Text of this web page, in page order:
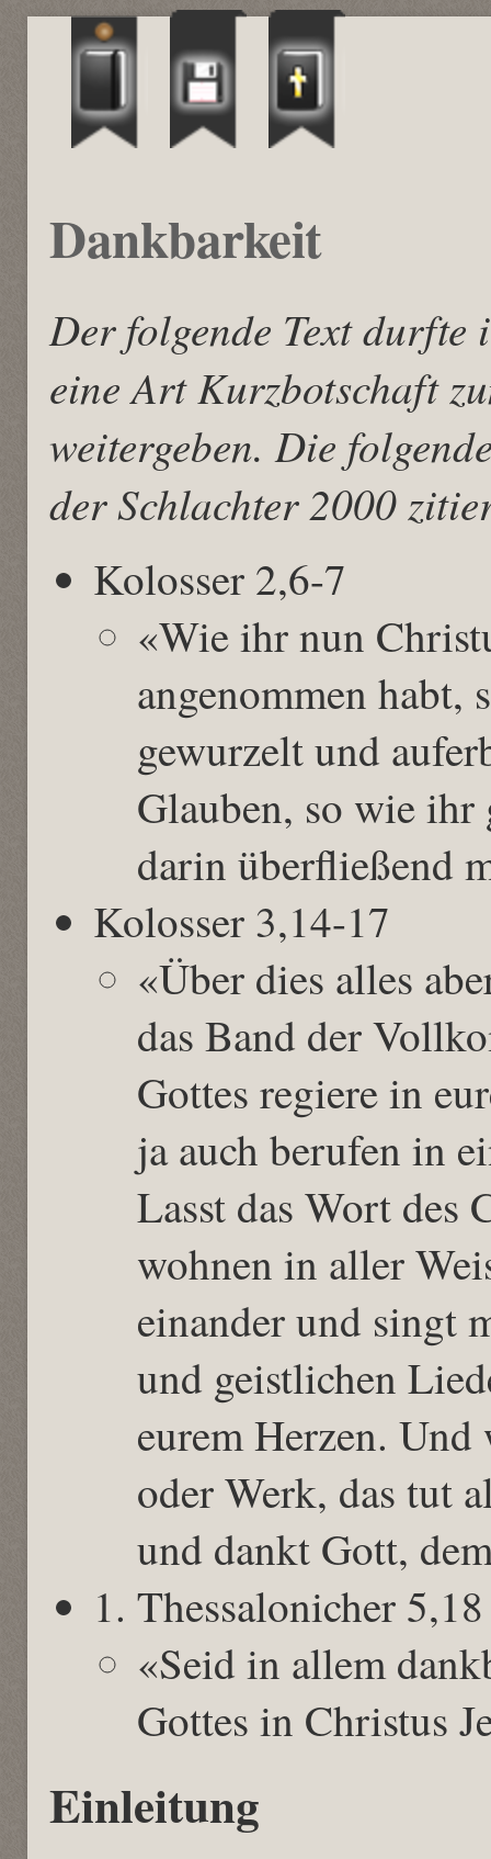
Dankbarkeit
Der folgende Text durfte
eine Art Kurzbotschaft
weitergeben. Die
der Schlachter 2000
Kolosser 2,6-7
«Wie ihr nun
angenommen habt,
gewurzelt und
Glauben, so wie ihr
darin überfließend
Kolosser 3,14-17
«Über dies alles
das Band der
Gottes regiere in
ja auch berufen in
Lasst das Wort des
wohnen in aller
einander und singt
und geistlichen
eurem Herzen.
oder Werk, das tut
und dankt Gott,
1. Thessalonicher 5,18
«Seid in allem
Gottes in Christus
Einleitung